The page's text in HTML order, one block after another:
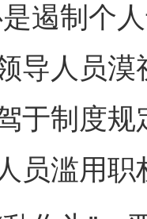
遏制个
导人员
于制度规
员滥用